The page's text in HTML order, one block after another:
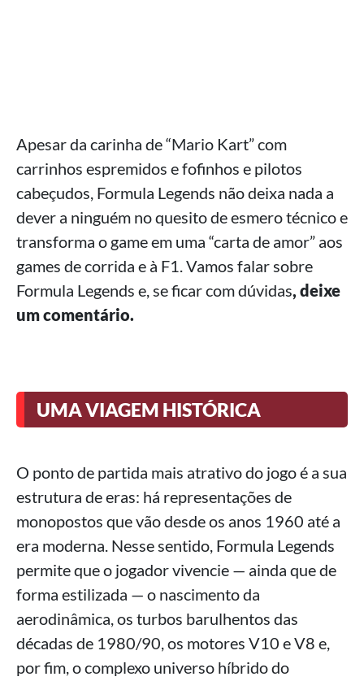
Apesar da carinha de “Mario Kart” com
carrinhos espremidos e fofinhos e pilotos
cabeçudos, Formula Legends não deixa nada a
dever a ninguém no quesito de esmero técnico e
transforma o game em uma “carta de amor” aos
games de corrida e à F1. Vamos falar sobre
Formula Legends e, se ficar com dúvidas, deixe
um comentário.
UMA VIAGEM HISTÓRICA
O ponto de partida mais atrativo do jogo é a sua
estrutura de eras: há representações de
monopostos que vão desde os anos 1960 até a
era moderna. Nesse sentido, Formula Legends
permite que o jogador vivencie — ainda que de
forma estilizada — o nascimento da
aerodinâmica, os turbos barulhentos das
décadas de 1980/90, os motores V10 e V8 e,
por fim, o complexo universo híbrido do